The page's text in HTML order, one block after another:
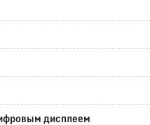
дисплеем